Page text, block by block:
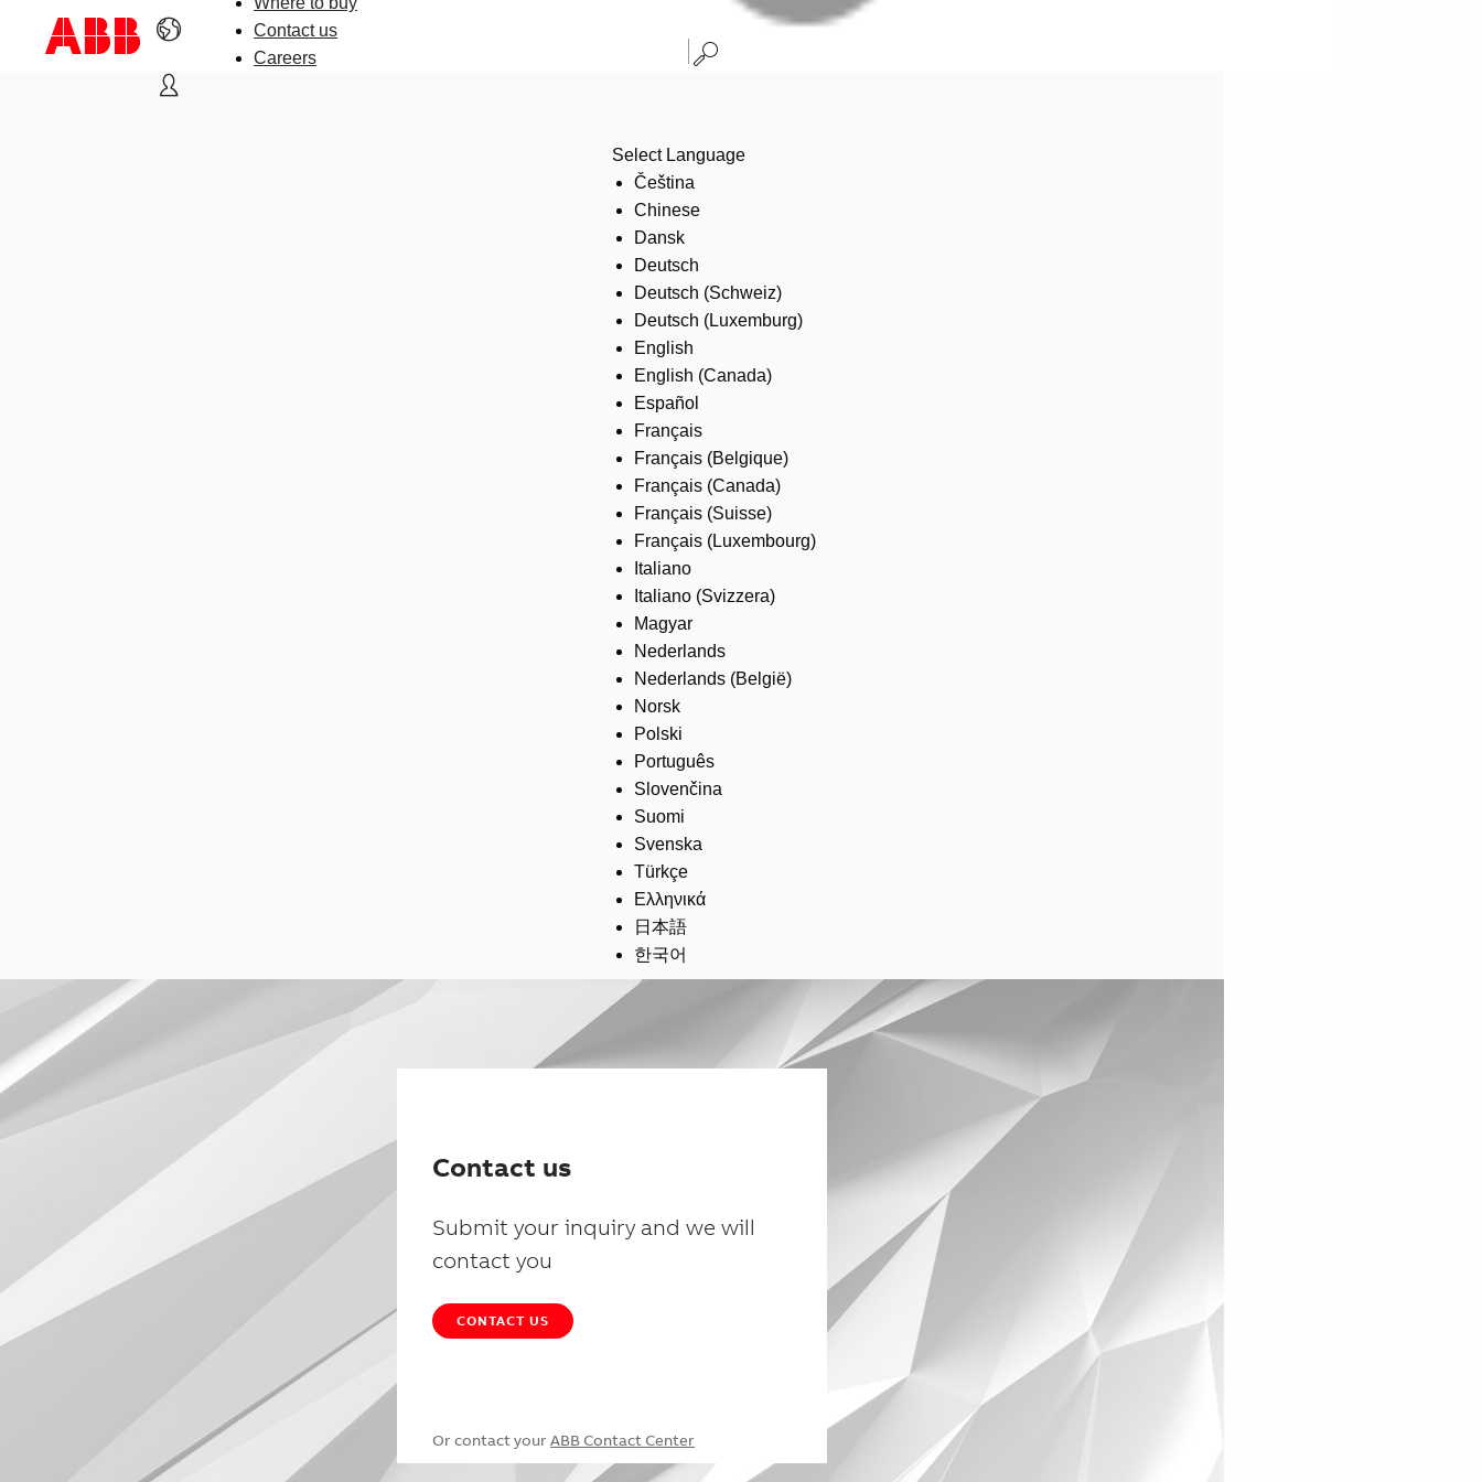
Contact us
Careers
Select Language
Čeština
Chinese
Dansk
Deutsch
Deutsch (Schweiz)
Deutsch (Luxemburg)
English
English (Canada)
Español
Français
Français (Belgique)
Français (Canada)
Français (Suisse)
Français (Luxembourg)
Italiano
Italiano (Svizzera)
Magyar
Nederlands
Nederlands (België)
Norsk
Polski
Português
Slovenčina
Suomi
Svenska
Türkçe
Ελληνικά
日本語
한국어
Contact us
Submit your inquiry and we will
contact you
CONTACT US
Or contact your ABB Contact Center